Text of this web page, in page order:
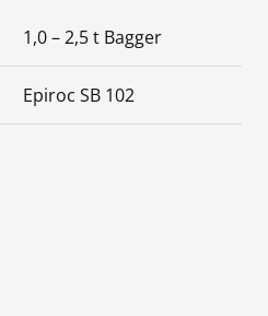
1,0 – 2,5 t Bagger
Epiroc SB 102